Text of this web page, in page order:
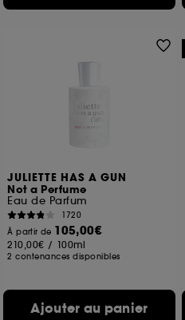
JULIETTE HAS A GUN
Not a Perfume
Eau de Parfum
1720
À partir de 105,00€
210,00€ / 100ml
2 contenances disponibles
Ajouter au panier